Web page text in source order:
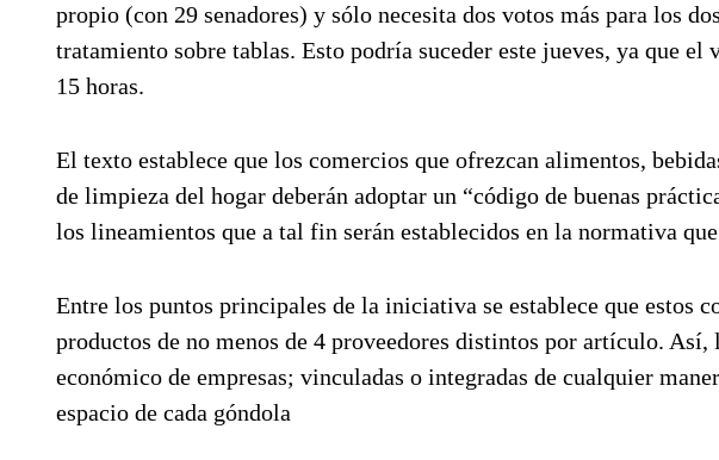
propio (con 29 senadores) y sólo necesita dos votos más para los
tratamiento sobre tablas. Esto podría suceder este jueves, ya que el
15 horas.
El texto establece que los comercios que ofrezcan alimentos,
de limpieza del hogar deberán adoptar un “código de buenas
los lineamientos que a tal fin serán establecidos en la normativa
Entre los puntos principales de la iniciativa se establece que estos
productos de no menos de 4 proveedores distintos por artículo.
económico de empresas; vinculadas o integradas de cualquier
espacio de cada góndola